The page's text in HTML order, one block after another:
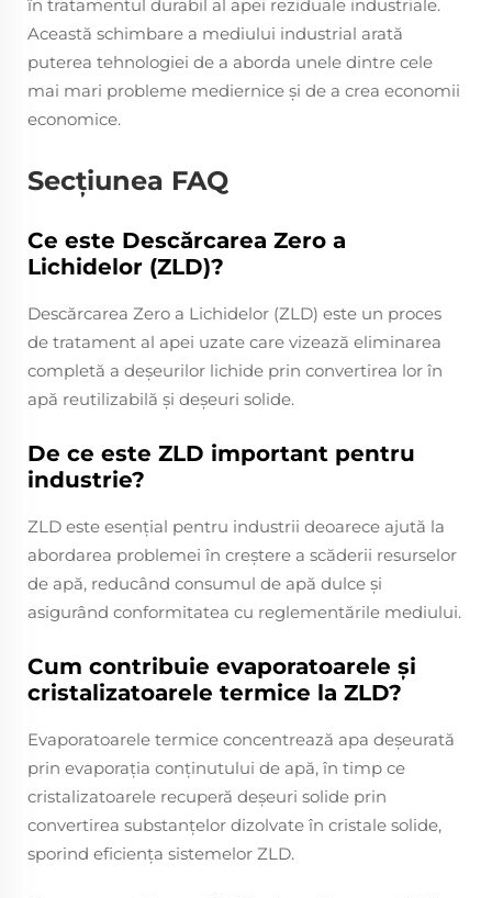
în tratamentul durabil al apei reziduale industriale.
Această schimbare a mediului industrial arată
puterea tehnologiei de a aborda unele dintre cele
mai mari probleme mediernice și de a crea economii
economice.
Secțiunea FAQ
Ce este Descărcarea Zero a
Lichidelor (ZLD)?
Descărcarea Zero a Lichidelor (ZLD) este un proces
de tratament al apei uzate care vizează eliminarea
completă a deșeurilor lichide prin convertirea lor în
apă reutilizabilă și deșeuri solide.
De ce este ZLD important pentru
industrie?
ZLD este esențial pentru industrii deoarece ajută la
abordarea problemei în creștere a scăderii resurselor
de apă, reducând consumul de apă dulce și
asigurând conformitatea cu reglementările mediului.
Cum contribuie evaporatoarele și
cristalizatoarele termice la ZLD?
Evaporatoarele termice concentrează apa deșeurată
prin evaporația conținutului de apă, în timp ce
cristalizatoarele recuperă deșeuri solide prin
convertirea substanțelor dizolvate în cristale solide,
sporind eficiența sistemelor ZLD.